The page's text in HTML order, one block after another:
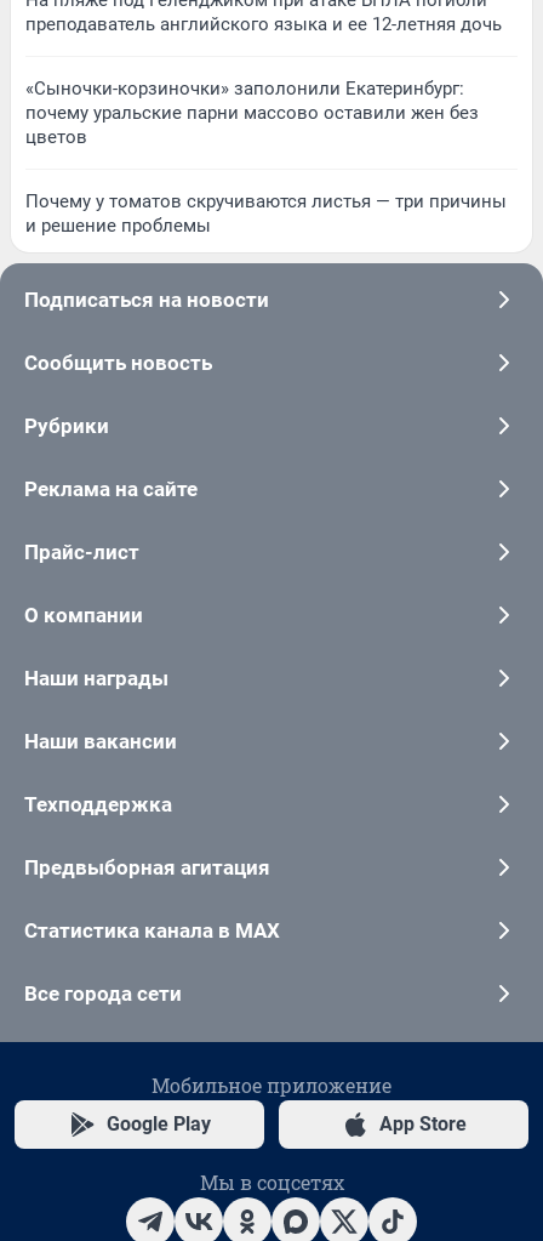
преподаватель английского языка и ее 12-летняя дочь
«Сыночки-корзиночки» заполонили Екатеринбург:
почему уральские парни массово оставили жен без
цветов
Почему у томатов скручиваются листья — три причины
и решение проблемы
Подписаться на новости
Сообщить новость
Рубрики
Реклама на сайте
Прайс-лист
О компании
Наши награды
Наши вакансии
Техподдержка
Предвыборная агитация
Статистика канала в MAX
Все города сети
Мобильное приложение
Google Play App Store
Мы в соцсетях